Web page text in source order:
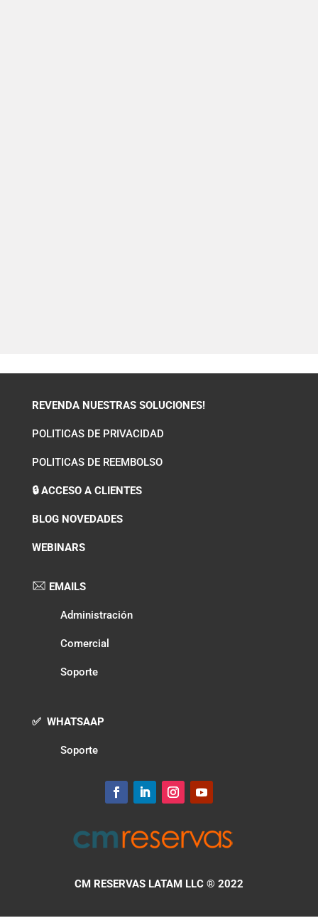
REVENDA NUESTRAS SOLUCIONES!
POLITICAS DE PRIVACIDAD
POLITICAS DE REEMBOLSO
🔒 ACCESO A CLIENTES
BLOG NOVEDADES
WEBINARS
EMAILS
Administración
Comercial
Soporte
✅ WHATSAAP
Soporte
CM RESERVAS LATAM LLC ® 2022